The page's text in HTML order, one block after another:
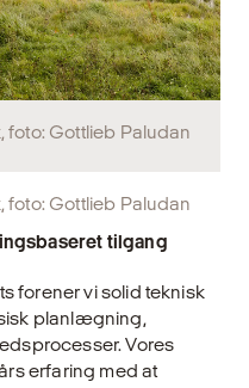
foto: Gottlieb Paludan
foto: Gottlieb Paludan
tilgang
forener vi solid teknisk
planlægning,
Vores
erfaring med at